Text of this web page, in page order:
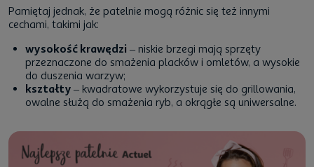
Pamiętaj jednak, że patelnie mogą różnic się też innymi
cechami, takimi jak:
wysokość krawędzi – niskie brzegi mają sprzęty
przeznaczone do smażenia placków i omletów, a wysokie
do duszenia warzyw;
kształty – kwadratowe wykorzystuje się do grillowania,
owalne służą do smażenia ryb, a okrągłe są uniwersalne.